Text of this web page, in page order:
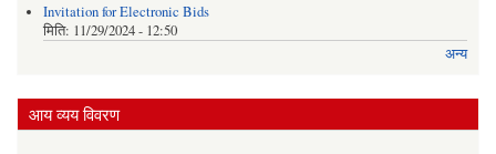
Invitation for Electronic Bids
मिति: 11/29/2024 - 12:50
अन्य
आय व्यय विवरण